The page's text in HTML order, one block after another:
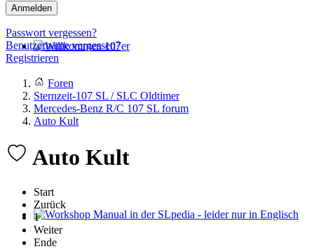
Willkommen 107er
Workshop Manual in der SLpedia - leider nur in Englisch
Anmelden
Passwort vergessen?
Benutzername vergessen?
Registrieren
Foren
Sternzeit-107 SL / SLC Oldtimer
Mercedes-Benz R/C 107 SL forum
Auto Kult
Auto Kult
Start
Zurück
1
Weiter
Ende